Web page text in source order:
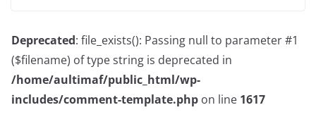
Deprecated: file_exists(): Passing null to parameter #1
($filename) of type string is deprecated in
/home/aultimaf/public_html/wp-
includes/comment-template.php on line 1617